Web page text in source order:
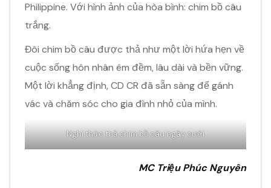
Philippine. Với hình ảnh của hòa bình: chim bồ câu
trắng.
Đôi chim bồ câu được thả như một lời hứa hẹn về
cuộc sống hôn nhân êm đềm, lâu dài và bền vững.
Một lời khẳng định, CD CR đã sẵn sàng để gánh
vác và chăm sóc cho gia đình nhỏ của mình.
Nghi thức thả chim bồ câu ngày cưới
MC Triệu Phúc Nguyên